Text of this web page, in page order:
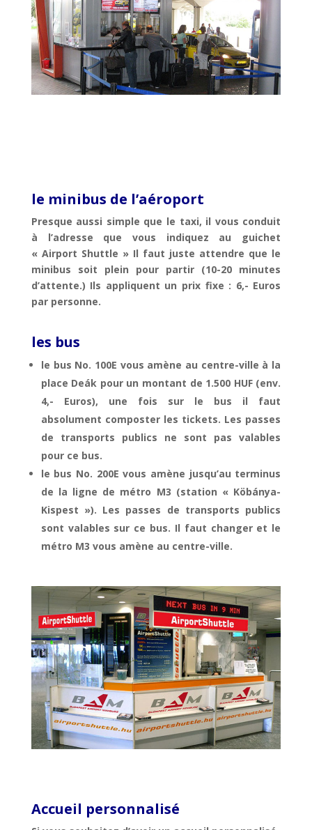
le minibus de l’aéroport
Presque aussi simple que le taxi, il vous conduit
à l’adresse que vous indiquez au guichet
« Airport Shuttle » Il faut juste attendre que le
minibus soit plein pour partir (10-20 minutes
d’attente.) Ils appliquent un prix fixe : 6,- Euros
par personne.
les bus
le bus No. 100E vous amène au centre-ville à la
place Deák pour un montant de 1.500 HUF (env.
4,- Euros), une fois sur le bus il faut
absolument composter les tickets. Les passes
de transports publics ne sont pas valables
pour ce bus.
le bus No. 200E vous amène jusqu’au terminus
de la ligne de métro M3 (station « Köbánya-
Kispest »). Les passes de transports publics
sont valables sur ce bus. Il faut changer et le
métro M3 vous amène au centre-ville.
Accueil personnalisé